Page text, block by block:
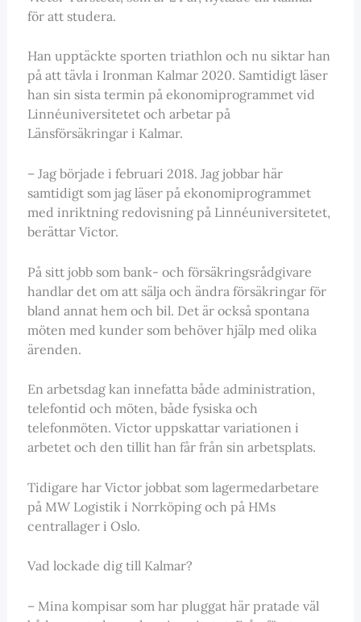
för att studera.
Han upptäckte sporten triathlon och nu siktar han
på att tävla i Ironman Kalmar 2020. Samtidigt läser
han sin sista termin på ekonomiprogrammet vid
Linnéuniversitetet och arbetar på
Länsförsäkringar i Kalmar.
– Jag började i februari 2018. Jag jobbar här
samtidigt som jag läser på ekonomiprogrammet
med inriktning redovisning på Linnéuniversitetet,
berättar Victor.
På sitt jobb som bank- och försäkringsrådgivare
handlar det om att sälja och ändra försäkringar för
bland annat hem och bil. Det är också spontana
möten med kunder som behöver hjälp med olika
ärenden.
En arbetsdag kan innefatta både administration,
telefontid och möten, både fysiska och
telefonmöten. Victor uppskattar variationen i
arbetet och den tillit han får från sin arbetsplats.
Tidigare har Victor jobbat som lagermedarbetare
på MW Logistik i Norrköping och på HMs
centrallager i Oslo.
Vad lockade dig till Kalmar?
– Mina kompisar som har pluggat här pratade väl